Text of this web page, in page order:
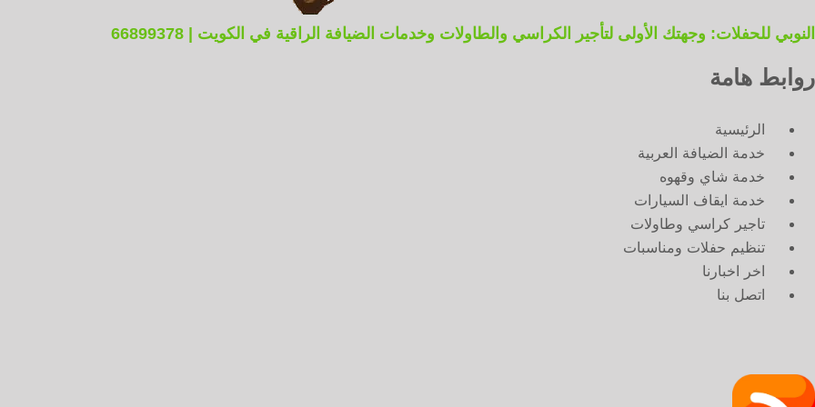
النوبي للحفلات: وجهتك الأولى لتأجير الكراسي والطاولات وخدمات الضيافة الراقية في الكويت | 66899378
روابط هامة
الرئيسية
خدمة الضيافة العربية
خدمة شاي وقهوه
خدمة ايقاف السيارات
تاجير كراسي وطاولات
تنظيم حفلات ومناسبات
اخر اخبارنا
اتصل بنا